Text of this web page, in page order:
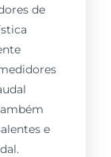
de
e